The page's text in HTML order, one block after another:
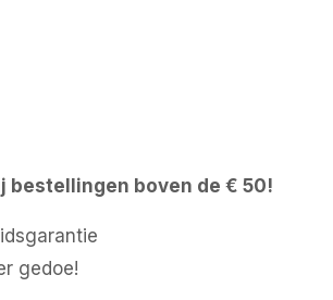
bestellingen boven de € 50!
gedoe!